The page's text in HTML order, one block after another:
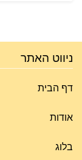
ניווט האתר
דף הבית
אודות
בלוג